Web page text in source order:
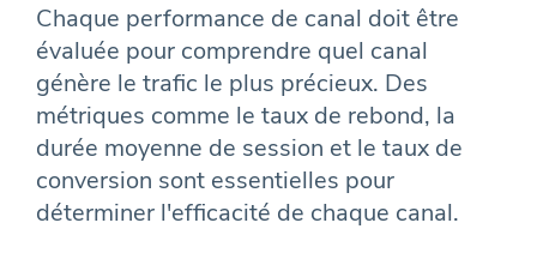
Chaque performance de canal doit être
évaluée pour comprendre quel canal
génère le trafic le plus précieux. Des
métriques comme le taux de rebond, la
durée moyenne de session et le taux de
conversion sont essentielles pour
déterminer l'efficacité de chaque canal.